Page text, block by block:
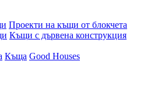
Проекти на къщи от блокчета
Къщи с дървена конструкция
Къща Good Houses